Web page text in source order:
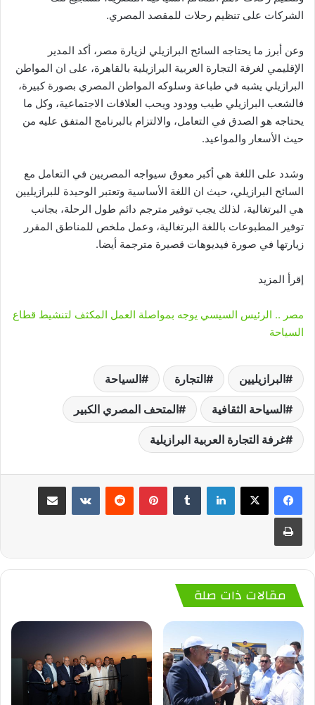
الشركات على تنظيم رحلات للمقصد المصري.
وعن أبرز ما يحتاجه السائح البرازيلي لزيارة مصر، أكد المدير
الإقليمي لغرفة التجارة العربية البرازيلية بالقاهرة، على ان المواطن
البرازيلي يشبه في طباعة وسلوكه المواطن المصري بصورة كبيرة،
فالشعب البرازيلي طيب وودود ويحب العلاقات الاجتماعية، وكل ما
يحتاجه هو الصدق في التعامل، والالتزام بالبرنامج المتفق عليه من
حيث الأسعار والمواعيد.
وشدد على اللغة هي أكبر معوق سيواجه المصريين في التعامل مع
السائح البرازيلي، حيث ان اللغة الأساسية وتعتبر الوحيدة للبرازيليين
هي البرتغالية، لذلك يجب توفير مترجم دائم طول الرحلة، بجانب
توفير المطبوعات باللغة البرتغالية، وعمل ملخص للمناطق المقرر
زيارتها في صورة فيديوهات قصيرة مترجمة أيضا.
إقرأ المزيد
مصر .. الرئيس السيسي يوجه بمواصلة العمل المكثف لتنشيط قطاع
السياحة
البرازيليين التجارة السياحة
السياحة الثقافية المتحف المصري الكبير
غرفة التجارة العربية البرازيلية
لينكدإن بينتيريست
مقالات ذات صلة